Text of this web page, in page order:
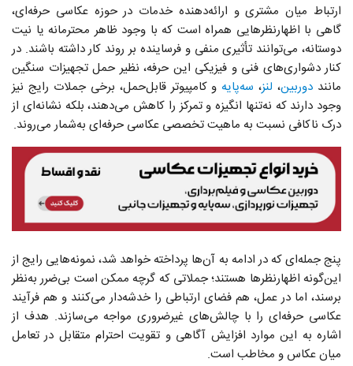
ارتباط میان مشتری و ارائه‌دهنده خدمات در حوزه عکاسی حرفه‌ای،
گاهی با اظهارنظرهایی همراه است که با وجود ظاهر محترمانه یا نیت
دوستانه، می‌توانند تأثیری منفی و فرساینده بر روند کار داشته باشند. در
کنار دشواری‌های فنی و فیزیکی این حرفه، نظیر حمل تجهیزات سنگین
مانند دوربین، لنز، سه‌پایهو کامپیوتر قابل‌حمل، برخی جملات رایج نیز
وجود دارند که نه‌تنها انگیزه و تمرکز را کاهش می‌دهند، بلکه نشانه‌ای از
درک ناکافی نسبت به ماهیت تخصصی عکاسی حرفه‌ای به‌شمار می‌روند.
Ask
پنج جمله‌ای که در ادامه به آن‌ها پرداخته خواهد شد، نمونه‌هایی رایج از
این‌گونه اظهارنظرها هستند؛ جملاتی که گرچه ممکن است بی‌ضرر به‌نظر
برسند، اما در عمل، هم فضای ارتباطی را خدشه‌دار می‌کنند و هم فرآیند
عکاسی حرفه‌ای را با چالش‌های غیرضروری مواجه می‌سازند. هدف از
اشاره به این موارد افزایش آگاهی و تقویت احترام متقابل در تعامل
میان عکاس و مخاطب است.